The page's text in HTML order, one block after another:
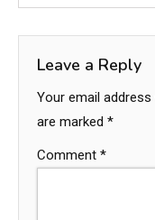
Leave a Reply
Your email
are marked *
Comment *